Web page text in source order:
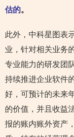
估的。
此外，中科星图表
业，针对相关业务
专业能力的研发团
持续推进企业软件
好，可预计的未来
的价值，并且收益
报的账内账外资产